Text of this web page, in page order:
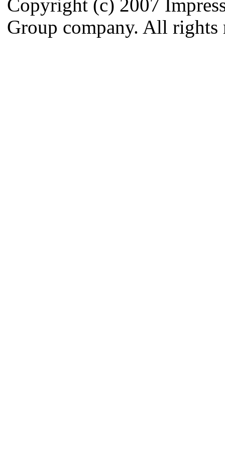
Copyright (c) 2007
Group company. All rights